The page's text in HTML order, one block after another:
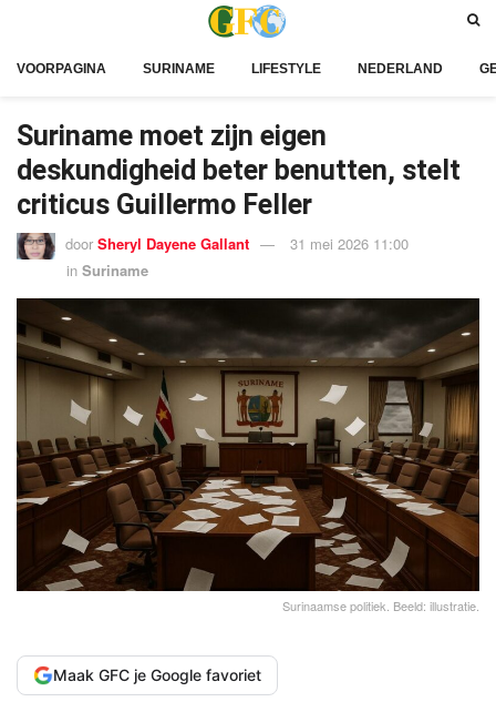
VOORPAGINA SURINAME LIFESTYLE NEDERLAND
Suriname moet zijn eigen
deskundigheid beter benutten, stelt
criticus Guillermo Feller
door Sheryl Dayene Gallant
31 mei 2026 11:00
in Suriname
Surinaamse politiek. Beeld: illustratie.
Maak GFC je Google favoriet